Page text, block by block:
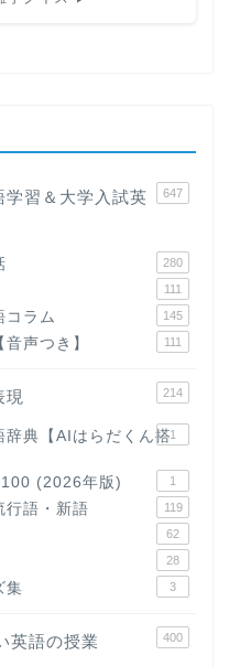
学習＆大学入試英
647
280
111
コラム 145
声つき】 111
現 214
辞典【AIはらだくん搭1
(2026年版) 1
行語・新語 119
62
28
集 3
英語の授業 400